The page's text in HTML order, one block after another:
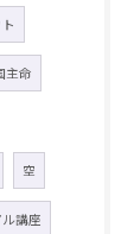
主命
空
講座